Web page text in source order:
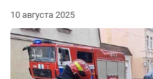
10 августа 2025